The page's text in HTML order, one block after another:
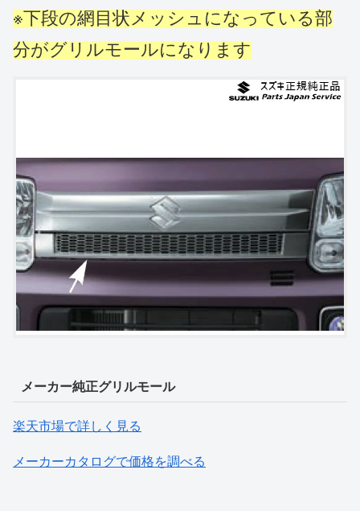
※下段の網目状メッシュになっている部
分がグリルモールになります
メーカー純正グリルモール
楽天市場で詳しく見る
メーカーカタログで価格を調べる